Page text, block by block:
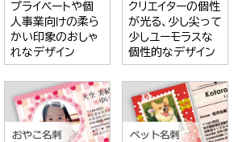
プライベートや個
人事業向けの柔ら
かい印象のおしゃ
れなデザイン
クリエイターの個性
が光る、少し尖って
少しユーモラスな
個性的なデザイン